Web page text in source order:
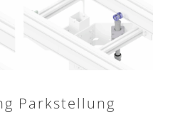
Parkstellung